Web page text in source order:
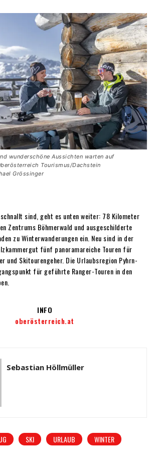
wunderschöne Aussichten warten auf
Tourismus/Dachstein
Grössinger
sind, geht es unten weiter: 78 Kilometer
Zentrums Böhmerwald und ausgeschilderte
zu Winterwanderungen ein. Neu sind in der
fünf panoramareiche Touren für
und Skitourengeher. Die Urlaubsregion Pyhrn-
für geführte Ranger-Touren in den
INFO
oberösterreich.at
Sebastian Höllmüller
SKI URLAUB WINTER